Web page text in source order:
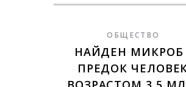
ОБЩЕСТВО
НАЙДЕН
ПРЕДОК